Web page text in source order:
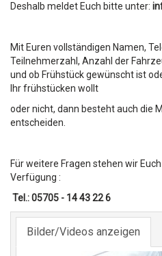
Deshalb meldet Euch bitte unter:
Mit Euren vollständigen Namen,
Teilnehmerzahl, Anzahl der
und ob Frühstück gewünscht ist
Ihr frühstücken wollt
oder nicht, dann besteht auch die
entscheiden.
Für weitere Fragen stehen wir
Verfügung :
Tel.: 05705 - 14 43 22 6
Bilder/Videos anzeigen